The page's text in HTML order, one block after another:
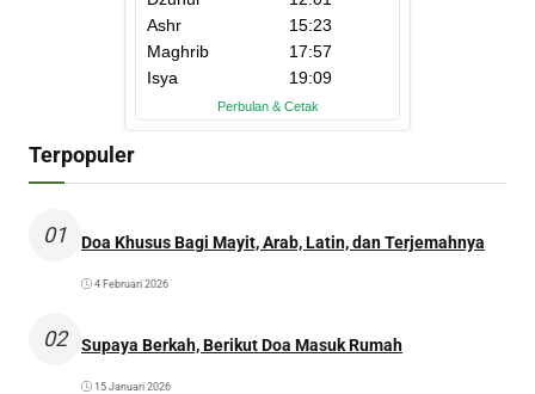
Terpopuler
01 Doa Khusus Bagi Mayit, Arab, Latin, dan Terjemahnya
4 Februari 2026
02 Supaya Berkah, Berikut Doa Masuk Rumah
15 Januari 2026